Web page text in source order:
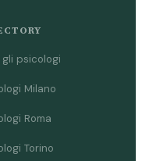
gli psicologi
Milano
Roma
Torino